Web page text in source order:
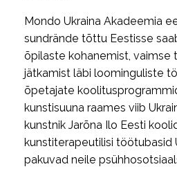
Mondo Ukraina Akadeemia
sundrände tõttu Eestisse
õpilaste kohanemist, vaimse
jätkamist läbi loominguliste
õpetajate
kunstisuuna raames viib
kunstnik Jarõna Ilo Eesti
kunstiterapeutilisi töötubasid
pakuvad neile